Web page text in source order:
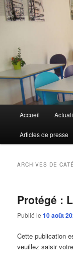
principal
Accueil
Articles de presse
ARCHIVES DE
Protégé :
Publié le10 août
Cette publication
veuillez saisir